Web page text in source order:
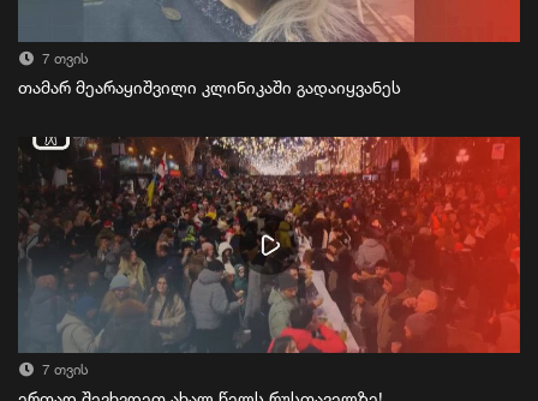
7 თვის
თამარ მეარაყიშვილი კლინიკაში გადაიყვანეს
7 თვის